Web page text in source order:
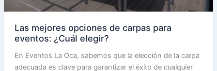
Las mejores opciones de carpas para
eventos: ¿Cuál elegir?
En Eventos La Oca, sabemos que la elección de la carpa
adecuada es clave para garantizar el éxito de cualquier